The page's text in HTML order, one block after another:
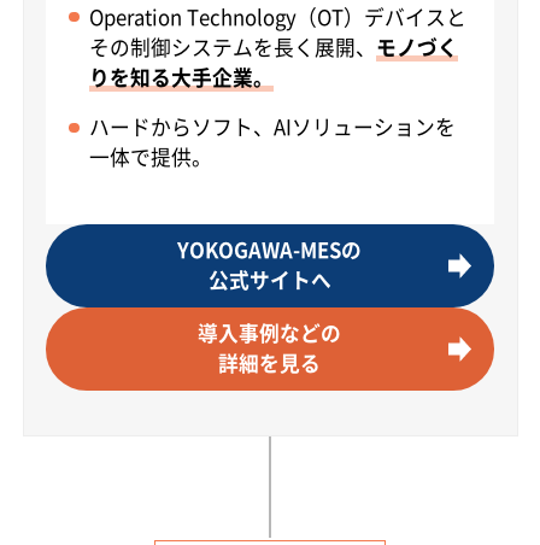
Operation Technology（OT）デバイスと
その制御システムを長く展開、 モノづく
りを知る大手企業。
ハードからソフト、AIソリューションを
一体で提供。
YOKOGAWA-MESの
公式サイトへ
導入事例などの
詳細を見る